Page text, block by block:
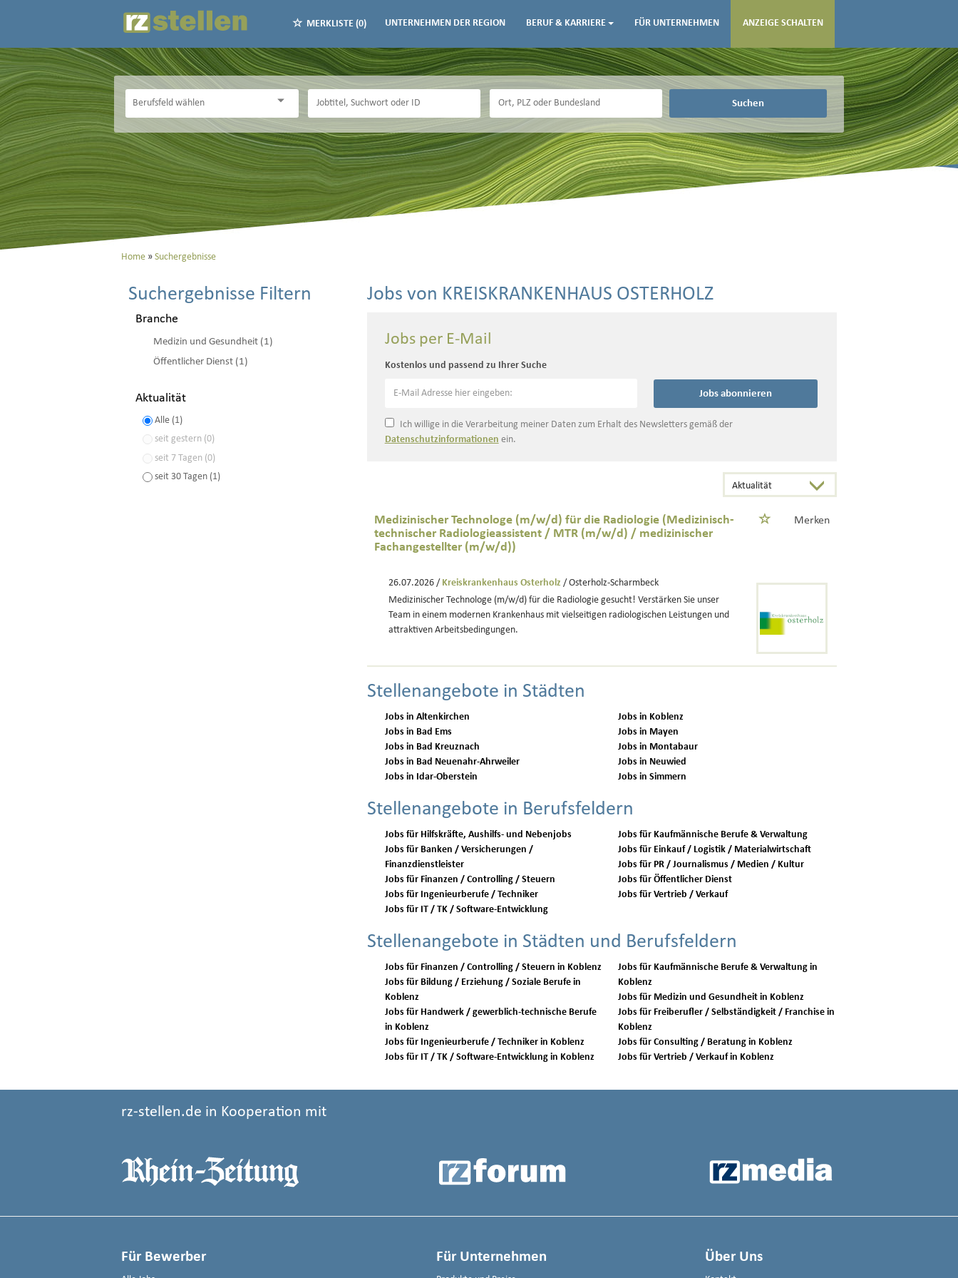
MERKLISTE (0) UNTERNEHMEN DER REGION BERUF & KARRIERE FÜR UNTERNEHMEN ANZEIGE SCHALTEN
Suchen
Home Suchergebnisse
Suchergebnisse Filtern
Branche
Medizin und Gesundheit (1)
Öffentlicher Dienst (1)
Aktualität
Alle (1)
seit gestern (0)
seit 7 Tagen (0)
seit 30 Tagen (1)
Jobs von KREISKRANKENHAUS OSTERHOLZ
Jobs per E-Mail
Kostenlos und passend zu Ihrer Suche
Jobs abonnieren
Ich willige in die Verarbeitung meiner Daten zum Erhalt des Newsletters gemäß der
Datenschutzinformationen ein.
Medizinischer Technologe (m/w/d) für die Radiologie (Medizinisch-
technischer Radiologieassistent / MTR (m/w/d) / medizinischer
Fachangestellter (m/w/d))
Merken
26.07.2026 / Kreiskrankenhaus Osterholz / Osterholz-Scharmbeck
Medizinischer Technologe (m/w/d) für die Radiologie gesucht! Verstärken Sie unser
Team in einem modernen Krankenhaus mit vielseitigen radiologischen Leistungen und
attraktiven Arbeitsbedingungen.
Stellenangebote in Städten
Jobs in Altenkirchen
Jobs in Bad Ems
Jobs in Bad Kreuznach
Jobs in Bad Neuenahr-Ahrweiler
Jobs in Idar-Oberstein
Jobs in Koblenz
Jobs in Mayen
Jobs in Montabaur
Jobs in Neuwied
Jobs in Simmern
Stellenangebote in Berufsfeldern
Jobs für Hilfskräfte, Aushilfs- und Nebenjobs
Jobs für Banken / Versicherungen /
Finanzdienstleister
Jobs für Finanzen / Controlling / Steuern
Jobs für Ingenieurberufe / Techniker
Jobs für IT / TK / Software-Entwicklung
Jobs für Kaufmännische Berufe & Verwaltung
Jobs für Einkauf / Logistik / Materialwirtschaft
Jobs für PR / Journalismus / Medien / Kultur
Jobs für Öffentlicher Dienst
Jobs für Vertrieb / Verkauf
Stellenangebote in Städten und Berufsfeldern
Jobs für Finanzen / Controlling / Steuern in Koblenz
Jobs für Bildung / Erziehung / Soziale Berufe in
Koblenz
Jobs für Handwerk / gewerblich-technische Berufe
in Koblenz
Jobs für Ingenieurberufe / Techniker in Koblenz
Jobs für IT / TK / Software-Entwicklung in Koblenz
Jobs für Kaufmännische Berufe & Verwaltung in
Koblenz
Jobs für Medizin und Gesundheit in Koblenz
Jobs für Freiberufler / Selbständigkeit / Franchise in
Koblenz
Jobs für Consulting / Beratung in Koblenz
Jobs für Vertrieb / Verkauf in Koblenz
rz-stellen.de in Kooperation mit
Für Bewerber Für Unternehmen Über Uns